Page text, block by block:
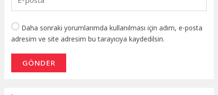
Daha sonraki yorumlarımda kullanılması için adım, e-posta
adresim ve site adresim bu tarayıcıya kaydedilsin.
GÖNDER